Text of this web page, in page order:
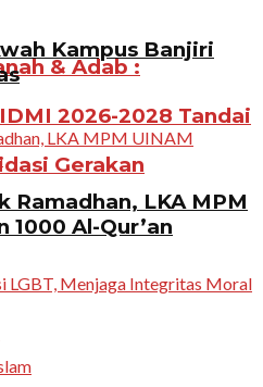
& Adab :
2026-2028 Tandai
Gerakan
Kampus Banjiri
Ramadhan, LKA MPM
Al-Qur’an